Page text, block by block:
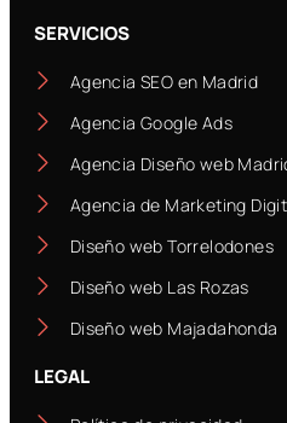
SERVICIOS
Agencia SEO en Madrid
Agencia Google Ads
Agencia Diseño web
Agencia de Marketing
Diseño web Torrelodones
Diseño web Las Rozas
Diseño web Majadahonda
LEGAL